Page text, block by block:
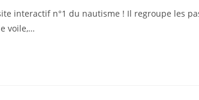
interactif n°1 du nautisme ! Il regroupe les
voile,…